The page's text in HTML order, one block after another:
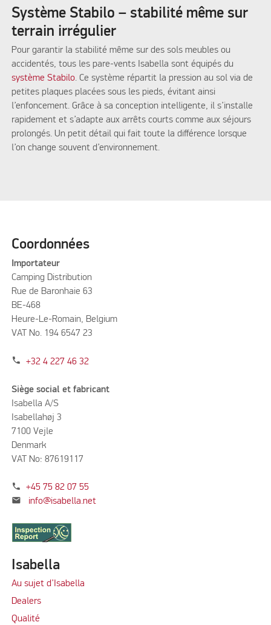
Système Stabilo – stabilité même sur
terrain irrégulier
Pour garantir la stabilité même sur des sols meubles ou
accidentés, tous les pare-vents Isabella sont équipés du
système Stabilo. Ce système répartit la pression au sol via de
petites plaques placées sous les pieds, évitant ainsi
l’enfoncement. Grâce à sa conception intelligente, il s’installe
rapidement et s’adapte aux arrêts courts comme aux séjours
prolongés. Un petit détail qui fait toute la différence lorsque
l’on change souvent d’environnement.
Coordonnées
Importateur
Camping Distribution
Rue de Baronhaie 63
BE-468
Heure-Le-Romain, Belgium
VAT No. 194 6547 23
phone +32 4 227 46 32
Siège social et fabricant
Isabella A/S
Isabellahøj 3
7100 Vejle
Denmark
VAT No: 87619117
phone +45 75 82 07 55
mail info@isabella.net
Isabella
Au sujet d’Isabella
Dealers
Qualité